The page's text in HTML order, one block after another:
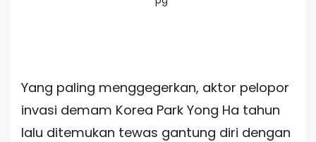
Yang paling menggegerkan, aktor pelopor
invasi demam Korea Park Yong Ha tahun
lalu ditemukan tewas gantung diri dengan